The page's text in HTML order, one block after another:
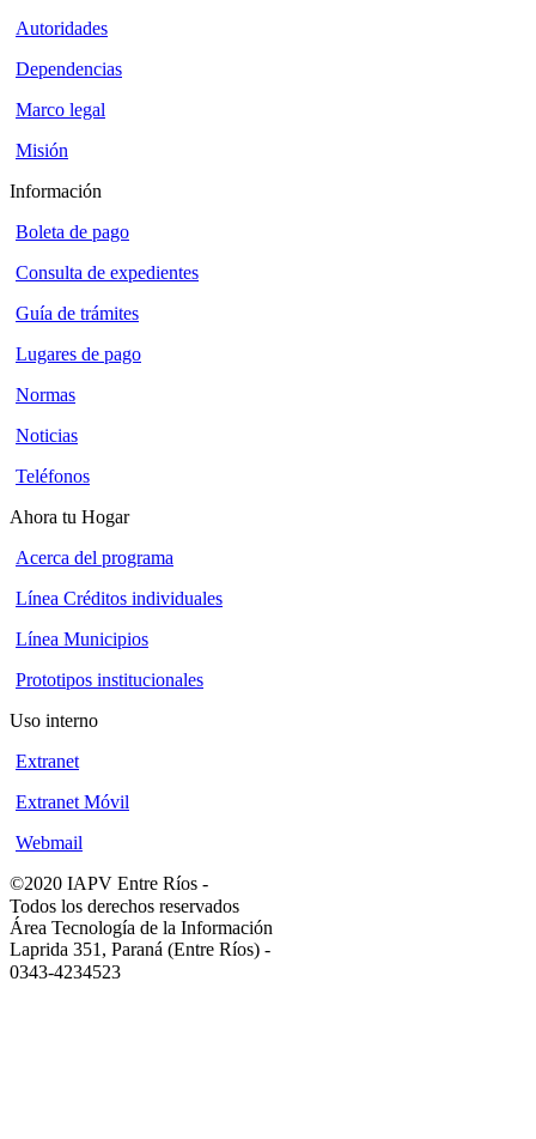
Autoridades
Dependencias
Marco legal
Misión
Información
Boleta de pago
Consulta de expedientes
Guía de trámites
Lugares de pago
Normas
Noticias
Teléfonos
Ahora tu Hogar
Acerca del programa
Línea Créditos individuales
Línea Municipios
Prototipos institucionales
Uso interno
Extranet
Extranet Móvil
Webmail
©2020 IAPV Entre Ríos -
Todos los derechos reservados
Área Tecnología de la Información
Laprida 351, Paraná (Entre Ríos) -
0343-4234523